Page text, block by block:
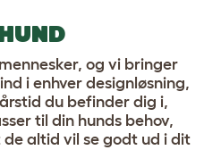
og vi bringer
i enhver designløsning,
du befinder dig i,
til din hunds behov,
altid vil se godt ud i dit